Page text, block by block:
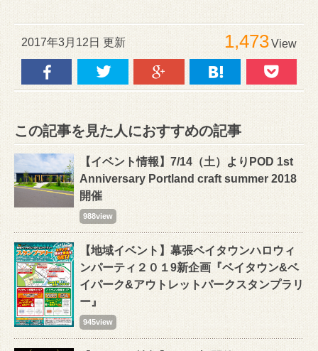
2017年3月12日 更新 1,473View
この記事を見た人におすすめの記事
【イベント情報】7/14（土）よりPOD 1st
Anniversary Portland craft summer 2018
開催
988view
【地域イベント】幕張ベイタウンハロウィ
ンパーティ２０１9新企画『ベイタウン&ベ
イパーク&アウトレットパークスタンプラリ
ー』
945view